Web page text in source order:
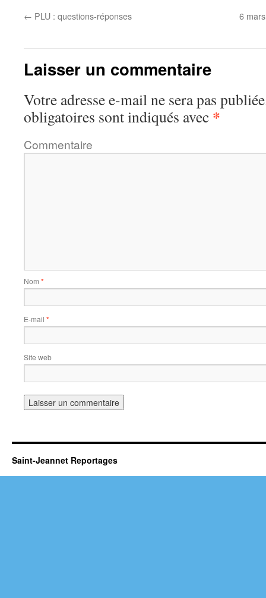
← PLU : questions-réponses 6
Laisser un commentaire
Votre adresse e-mail ne sera pas
obligatoires sont indiqués avec *
Commentaire
Nom *
E-mail *
Site web
Saint-Jeannet Reportages